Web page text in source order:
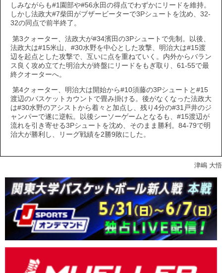
しみながらも#1園部や#56永田の得点でわずかにリードを維持。
しかし法政大#7柴田がブザービーターで3Pシュートを沈め、32-
32の同点で前半終了。
第3クォーター、法政大が#34濱田の3Pシュートで先制。以後、
法政大は#15米山、#30水野を中心とした攻撃、明治大は#15渡
辺を起点とした攻撃で、互いに点を重ねていく。内外からバラン
ス良く攻め立てた明治大が終盤にリードをもぎ取り、61-55で最
終クオーターへ。
第4クォーター、明治大は開始から#10須藤の3Pシュートと#15
渡辺のバスケットカウントで畳み掛ける。後がなくなった法政大
は#30水野のアシストから着々と加点し、残り4分の#31戸井のジ
ャンパーで遂に逆転。以後シーソーゲームとなるも、#15渡辺が
流れを引き寄せる3Pシュートを沈め、そのまま勝利。84-79で明
治大が勝利し、リーグ戦績を2勝9敗にした。
津嶋 大悟